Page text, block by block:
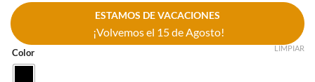
ESTAMOS DE VACACIONES
¡Volvemos el 15 de Agosto!
Color LIMPIAR